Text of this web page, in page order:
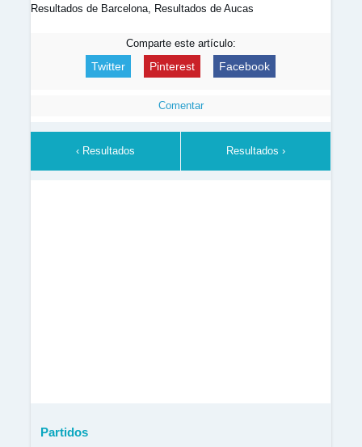
Resultados de Barcelona, Resultados de Aucas
Comparte este artículo:
Twitter Pinterest Facebook
Comentar
‹ Resultados Resultados ›
Partidos